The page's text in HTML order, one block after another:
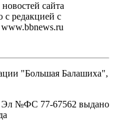
сайта
с редакцией с
www.bbnews.ru
"Большая Балашиха",
Эл №ФС ‎77-67562 выдано